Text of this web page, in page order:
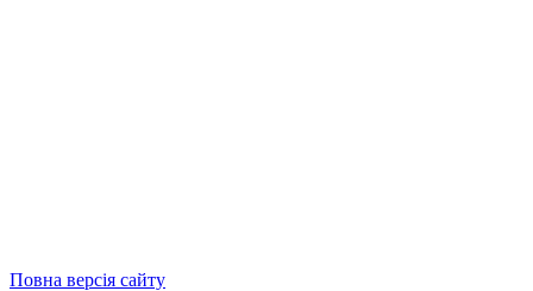
Повна версія сайту